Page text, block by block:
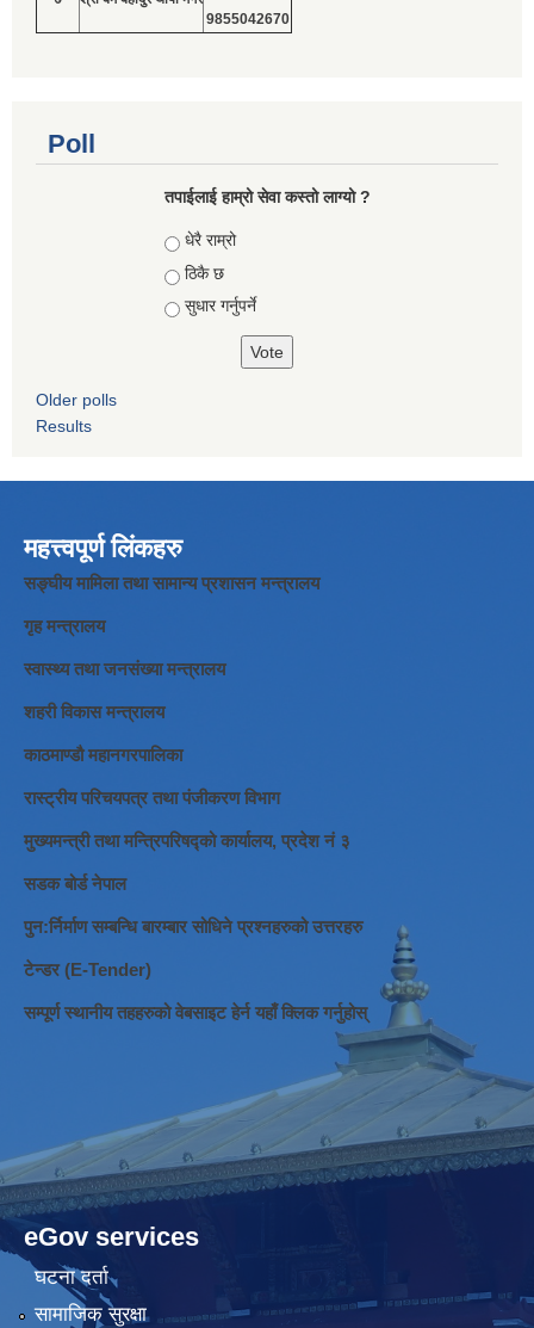
9855042670
Poll
तपाईलाई हाम्रो सेवा कस्तो लाग्यो ?
Choices
धेरै राम्रो
ठिकै छ
सुधार गर्नुपर्ने
Older polls
Results
महत्त्वपूर्ण लिंकहरु
सङ्घीय मामिला तथा सामान्य प्रशासन मन्त्रालय
गृह मन्त्रालय
स्वास्थ्य तथा जनसंख्या मन्त्रालय
शहरी विकास मन्त्रालय
काठमाण्डौ महानगरपालिका
रास्ट्रीय परिचयपत्र तथा पंजीकरण विभाग
मुख्यमन्त्री तथा मन्त्रिपरिषद्को कार्यालय, प्रदेश नं ३
सडक बोर्ड नेपाल
पुन:र्निर्माण सम्बन्धि बारम्बार सोधिने प्रश्नहरुको उत्तरहरु
टेन्डर (E-Tender)
सम्पूर्ण स्थानीय तहहरुको वेबसाइट हेर्न यहाँ क्लिक गर्नुहोस्
eGov services
घटना दर्ता
सामाजिक सुरक्षा